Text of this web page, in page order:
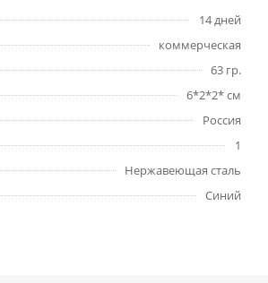
14 дней
коммерческая
63 гр.
6*2*2* см
Россия
1
Нержавеющая сталь
Синий